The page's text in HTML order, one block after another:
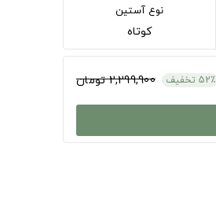
نوع آستین
کوتاه
52٪ تخفیف 2,299,900 تومان